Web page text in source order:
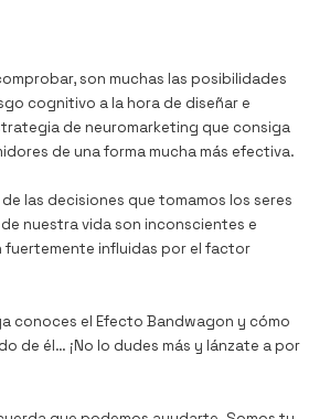
son muchas las posibilidades
cognitivo a la hora de diseñar e
de neuromarketing que consiga
de una forma mucha más efectiva.
las decisiones que tomamos los seres
nuestra vida son inconscientes e
fuertemente influidas por el factor
conoces el Efecto Bandwagon y cómo
de él… ¡No lo dudes más y lánzate a por